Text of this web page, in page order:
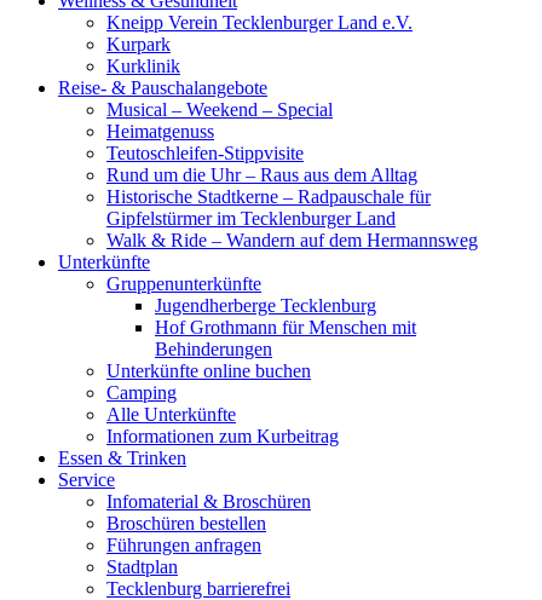
Kneipp Verein Tecklenburger Land e.V.
Kurpark
Kurklinik
Reise- & Pauschalangebote
Musical – Weekend – Special
Heimatgenuss
Teutoschleifen-Stippvisite
Rund um die Uhr – Raus aus dem Alltag
Historische Stadtkerne – Radpauschale für
Gipfelstürmer im Tecklenburger Land
Walk & Ride – Wandern auf dem Hermannsweg
Unterkünfte
Gruppenunterkünfte
Jugendherberge Tecklenburg
Hof Grothmann für Menschen mit
Behinderungen
Unterkünfte online buchen
Camping
Alle Unterkünfte
Informationen zum Kurbeitrag
Essen & Trinken
Service
Infomaterial & Broschüren
Broschüren bestellen
Führungen anfragen
Stadtplan
Tecklenburg barrierefrei